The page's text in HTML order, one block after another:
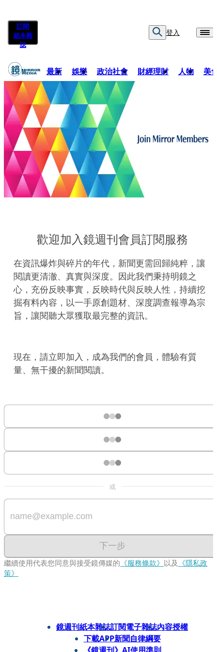
訂閱
紙本雜
誌
登入
最新 娛樂 政治社會 財經理財 人物 美
歡迎加入鏡週刊會員訂閱服務
在資訊爆炸與碎片的年代，新聞更需回歸純粹，讓
閱讀更清澈、真實與深度。因此我們秉持明鏡之
心，充份反映事實，反映時代與反映人性，持續挖
掘有料內容，以一手原創題材、深度調查報導為宗
旨，讓閱聽大眾獲取最完整的資訊。
現在，請立即加入，成為我們的會員，體驗有質
量、無干擾的新聞閱讀。
或
下一步
繼續使用代表您同意與接受鏡傳媒的 《服務條款》 以及 《隱私政
策》
鏡週刊紙本雜誌訂閱電子雜誌內容授權
下載APP新聞自律綱要